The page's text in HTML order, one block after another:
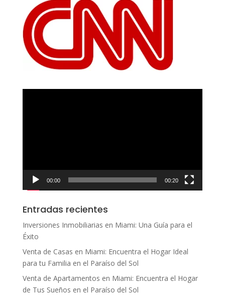
00:00 00:20
Entradas recientes
Inversiones Inmobiliarias en Miami: Una Guía para el
Éxito
Venta de Casas en Miami: Encuentra el Hogar Ideal
para tu Familia en el Paraíso del Sol
Venta de Apartamentos en Miami: Encuentra el Hogar
de Tus Sueños en el Paraíso del Sol